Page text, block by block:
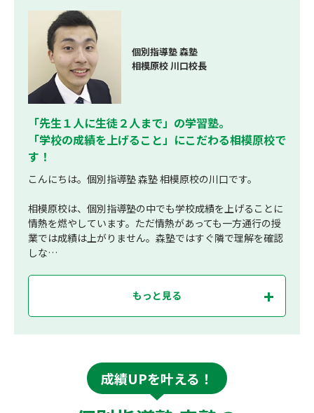
個別指導塾 森塾
相模原校 川口校長
「先生１人に生徒２人まで」の学習塾。
「学校の成績を上げること」にこだわる相模原校で
す！
こんにちは。個別指導塾 森塾 相模原校の川口です。
相模原校は、個別指導塾の中でも学校成績を上げることに
情熱を燃やしています。ただ情熱があっても一方通行の授
業では成績は上がりません。森塾ではすぐ隣で理解を確認
しな…
もっと見る
成績UPを叶える！